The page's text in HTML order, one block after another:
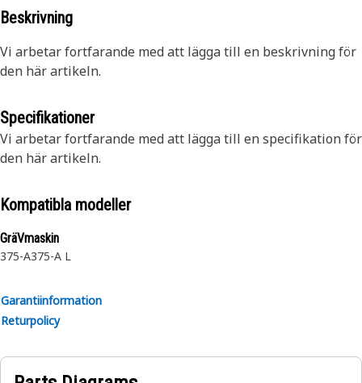
Beskrivning
Vi arbetar fortfarande med att lägga till en beskrivning för
den här artikeln.
Specifikationer
Vi arbetar fortfarande med att lägga till en specifikation för
den här artikeln.
Kompatibla modeller
GräVmaskin
375-A375-A L
Garantiinformation
Returpolicy